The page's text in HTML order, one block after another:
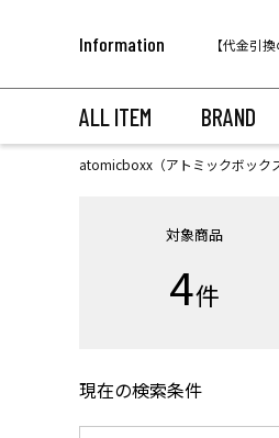
Information
【代金引
ALL ITEM BRAND
atomicboxx（アトミックボック
対象商品
4件
現在の検索条件